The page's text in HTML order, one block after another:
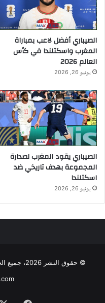
الصيباري أفضل لاعب بمباراة
المغرب واسكتلندا في كأس
العالم 2026
يونيو 26, 2026
الصيباري يقود المغرب لصدارة
المجموعة بهدف تاريخي ضد
اسكتلندا
يونيو 26, 2026
© حقوق النشر 2026، جميع الحقوق محفوظة |